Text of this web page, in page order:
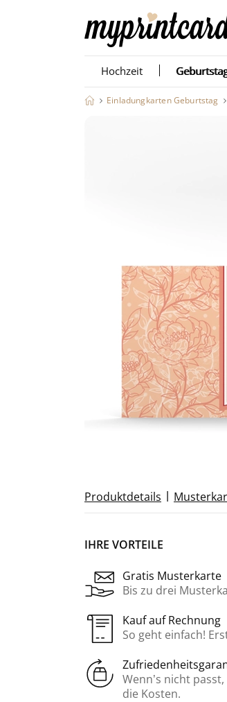
Hochzeit
Einladungkarten Geburtstag
Produktdetails |
IHRE VORTEILE
Gratis Musterkarte
Bis zu drei
Kauf auf Rechnung
So geht einfach!
Wenn’s nicht
die Kosten.